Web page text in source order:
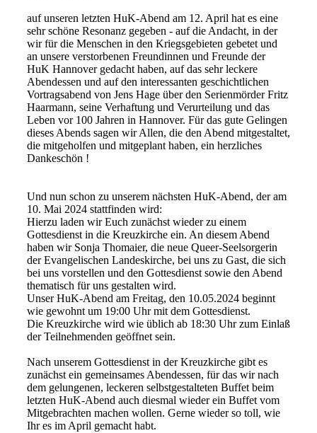
auf unseren letzten HuK-Abend am 12. April hat es eine
sehr schöne Resonanz gegeben - auf die Andacht, in der
wir für die Menschen in den Kriegsgebieten gebetet und
an unsere verstorbenen Freundinnen und Freunde der
HuK Hannover gedacht haben, auf das sehr leckere
Abendessen und auf den interessanten geschichtlichen
Vortragsabend von Jens Hage über den Serienmörder Fritz
Haarmann, seine Verhaftung und Verurteilung und das
Leben vor 100 Jahren in Hannover. Für das gute Gelingen
dieses Abends sagen wir Allen, die den Abend mitgestaltet,
die mitgeholfen und mitgeplant haben, ein herzliches
Dankeschön !
Und nun schon zu unserem nächsten HuK-Abend, der am
10. Mai 2024 stattfinden wird:
Hierzu laden wir Euch zunächst wieder zu einem
Gottesdienst in die Kreuzkirche ein. An diesem Abend
haben wir Sonja Thomaier, die neue Queer-Seelsorgerin
der Evangelischen Landeskirche, bei uns zu Gast, die sich
bei uns vorstellen und den Gottesdienst sowie den Abend
thematisch für uns gestalten wird.
Unser HuK-Abend am Freitag, den 10.05.2024 beginnt
wie gewohnt um 19:00 Uhr mit dem Gottesdienst.
Die Kreuzkirche wird wie üblich ab 18:30 Uhr zum Einlaß
der Teilnehmenden geöffnet sein.
Nach unserem Gottesdienst in der Kreuzkirche gibt es
zunächst ein gemeinsames Abendessen, für das wir nach
dem gelungenen, leckeren selbstgestalteten Buffet beim
letzten HuK-Abend auch diesmal wieder ein Buffet vom
Mitgebrachten machen wollen. Gerne wieder so toll, wie
Ihr es im April gemacht habt.